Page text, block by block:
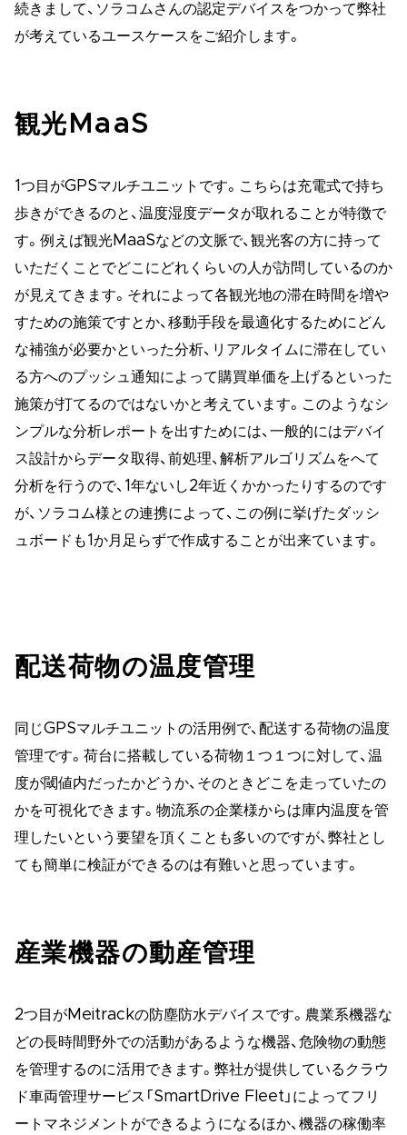
続きまして、ソラコムさんの認定デバイスをつかって弊社
が考えているユースケースをご紹介します。
観光MaaS
1つ目がGPSマルチユニットです。こちらは充電式で持ち
歩きができるのと、温度湿度データが取れることが特徴で
す。例えば観光MaaSなどの文脈で、観光客の方に持って
いただくことでどこにどれくらいの人が訪問しているのか
が見えてきます。それによって各観光地の滞在時間を増や
すための施策ですとか、移動手段を最適化するためにどん
な補強が必要かといった分析、リアルタイムに滞在してい
る方へのプッシュ通知によって購買単価を上げるといった
施策が打てるのではないかと考えています。このようなシ
ンプルな分析レポートを出すためには、一般的にはデバイ
ス設計からデータ取得、前処理、解析アルゴリズムをへて
分析を行うので、1年ないし2年近くかかったりするのです
が、ソラコム様との連携によって、この例に挙げたダッシ
ュボードも1か月足らずで作成することが出来ています。
配送荷物の温度管理
同じGPSマルチユニットの活用例で、配送する荷物の温度
管理です。荷台に搭載している荷物１つ１つに対して、温
度が閾値内だったかどうか、そのときどこを走っていたの
かを可視化できます。物流系の企業様からは庫内温度を管
理したいという要望を頂くことも多いのですが、弊社とし
ても簡単に検証ができるのは有難いと思っています。
産業機器の動産管理
2つ目がMeitrackの防塵防水デバイスです。農業系機器な
どの長時間野外での活動があるような機器、危険物の動態
を管理するのに活用できます。弊社が提供しているクラウ
ド車両管理サービス「SmartDrive Fleet」によってフリ
ートマネジメントができるようになるほか、機器の稼働率